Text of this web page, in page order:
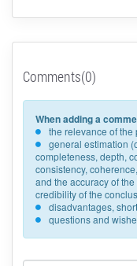
Comments(0)
When adding a
the relevance of
general estimation
completeness, depth,
consistency,
and the accuracy of
credibility of the
disadvantages,
questions and